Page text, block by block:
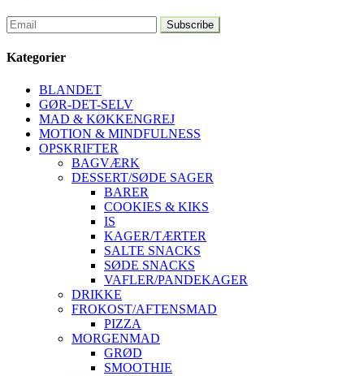
Kategorier
BLANDET
GØR-DET-SELV
MAD & KØKKENGREJ
MOTION & MINDFULNESS
OPSKRIFTER
BAGVÆRK
DESSERT/SØDE SAGER
BARER
COOKIES & KIKS
IS
KAGER/TÆRTER
SALTE SNACKS
SØDE SNACKS
VAFLER/PANDEKAGER
DRIKKE
FROKOST/AFTENSMAD
PIZZA
MORGENMAD
GRØD
SMOOTHIE